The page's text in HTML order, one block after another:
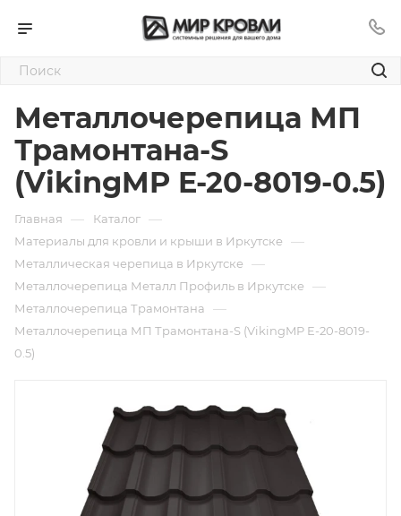
Металлочерепица МП
Трамонтана-S
(VikingMP E-20-8019-0.5)
Главная — Каталог —
Материалы для кровли и крыши в Иркутске —
Металлическая черепица в Иркутске —
Металлочерепица Металл Профиль в Иркутске —
Металлочерепица Трамонтана —
Металлочерепица МП Трамонтана-S (VikingMP E-20-8019-
0.5)